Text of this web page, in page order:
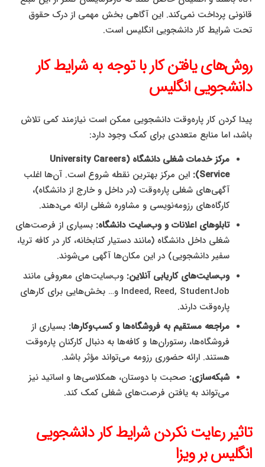
قانونی پرداخت نمی‌کند. این آگاهی بخش مهمی از درک حقوق
تحت شرایط کار دانشجویی انگلیس است.
روش‌های یافتن کار با توجه به شرایط کار
دانشجویی انگلیس
پیدا کردن کار پاره‌وقت دانشجویی ممکن است نیازمند کمی تلاش
باشد، اما منابع متعددی برای کمک وجود دارد:
مرکز خدمات شغلی دانشگاه (University Careers
Service):
این مرکز بهترین نقطه شروع است. آن‌ها اغلب
آگهی‌های شغلی پاره‌وقت (در داخل و خارج از دانشگاه)،
کارگاه‌های رزومه‌نویسی و مشاوره شغلی ارائه می‌دهند.
تابلوهای اعلانات و وب‌سایت دانشگاه: بسیاری از فرصت‌های
شغلی داخل دانشگاه (مانند دستیار کتابخانه، کار در کافه تریا،
سفیر دانشجویی) در این مکان‌ها آگهی می‌شوند.
وب‌سایت‌های کاریابی آنلاین: وب‌سایت‌های معروفی مانند
Indeed, Reed, StudentJob و… بخش‌هایی برای کارهای
پاره‌وقت دارند.
مراجعه مستقیم به فروشگاه‌ها و کسب‌وکارها: بسیاری از
فروشگاه‌ها، رستوران‌ها و کافه‌ها به دنبال کارکنان پاره‌وقت
هستند. ارائه حضوری رزومه می‌تواند مؤثر باشد.
شبکه‌سازی: صحبت با دوستان، همکلاسی‌ها و اساتید نیز
می‌تواند به یافتن فرصت‌های شغلی کمک کند.
تاثیر رعایت نکردن شرایط کار دانشجویی
انگلیس بر ویزا